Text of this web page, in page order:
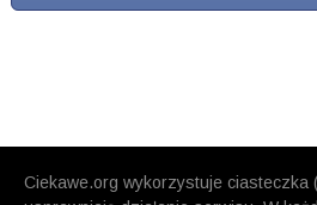
Ciekawe.org wykorzystuje ciasteczka